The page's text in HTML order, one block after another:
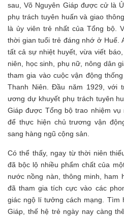
sau, Võ Nguyên Giáp được cử là
phụ trách tuyên huấn và giao
là ủy viên trẻ nhất của Tổng bộ.
thời gian tuổi trẻ đáng nhớ ở Huế.
tất cả sự nhiệt huyết, vừa viết
niên, học sinh, phụ nữ, nông dân
tham gia vào cuộc vận động
Thanh Niên. Đầu năm 1929, với
ương dự khuyết phụ trách tuyên
Giáp được Tổng bộ trao nhiệm vụ
để thực hiện chủ trương vận
sang hàng ngũ cộng sản.
Có thể thấy, ngay từ thời niên
đã bộc lộ nhiều phẩm chất của
nước nồng nàn, thông minh,
đã tham gia tích cực vào các
giác ngộ lí tưởng cách mạng. Tìm
Giáp, thế hệ trẻ ngày nay càng